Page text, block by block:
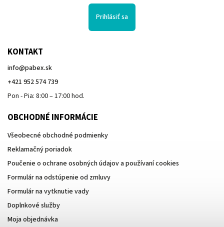
Prihlásiť sa
KONTAKT
info@pabex.sk
+421 952 574 739
Pon - Pia: 8:00 – 17:00 hod.
OBCHODNÉ INFORMÁCIE
Všeobecné obchodné podmienky
Reklamačný poriadok
Poučenie o ochrane osobných údajov a používaní cookies
Formulár na odstúpenie od zmluvy
Formulár na vytknutie vady
Doplnkové služby
Moja objednávka